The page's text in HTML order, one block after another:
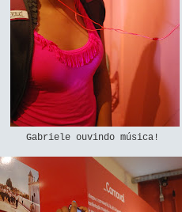
Gabriele ouvindo música!